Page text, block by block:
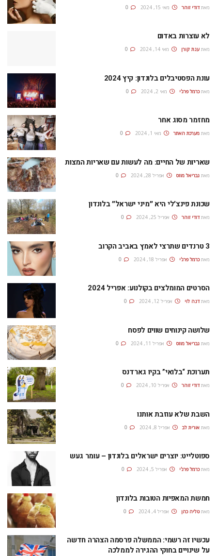
מאת דודי זוהר מאי 15, 2024
לא עוצרות באדום
מאת ענת קורן מאי 14, 2024
עונת הפסטיבלים בלונדון: קיץ 2024
מאת כרמל פרג'י מאי 2, 2024
מחזמר מסוג אחר
מאת מערכת האתר מאי 1, 2024
שאריות של החיים: מה לעשות עם שאריות המצות
מאת גבריאל מוזס אפריל 28, 2024
שכונת פינצ׳לי היא ״מיני ישראל״ בלונדון
מאת דודי זוהר אפריל 25, 2024
3 טרנדים שתרצי לאמץ באביב הקרוב
מאת כרמל פרג'י אפריל 18, 2024
הסרטים המומלצים בקולנוע: אפריל 2024
מאת דנה לוי אפריל 12, 2024
שלושה קינוחים שווים לפסח
מאת גבריאל מוזס אפריל 11, 2024
תערוכת “בלואי” בקיו גארדנס
מאת דודי זוהר אפריל 10, 2024
השבת שלא עוזבת אותנו
מאת אורית לב אפריל 8, 2024
ספוטלייט: יוצרים ישראלים בלונדון – עומר געש
מאת כרמל פרג'י אפריל 5, 2024
חמשת המאפיות הטובות בלונדון
מאת טליה כהן אפריל 4, 2024
עכשיו זה רשמי: הממשלה פרסמה הצהרה חדשה
על שינויים בחוקי ההגירה לממלכה